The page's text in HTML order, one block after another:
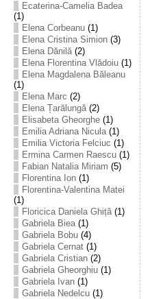
Ecaterina-Camelia Badea
(1)
Elena Corbeanu(1)
Elena Cristina Simion(3)
Elena Dănilă(2)
Elena Florentina Vlădoiu(1)
Elena Magdalena Băleanu
(1)
Elena Marc (2)
Elena Țarălungă(2)
Elisabeta Gheorghe(1)
Emilia Adriana Nicula(1)
Emilia Victoria Felciuc (1)
Ermina Carmen Raescu(1)
Fabian Natalia Miriam (5)
Florentina Ion(1)
Florentina-Valentina Matei
(1)
Floricica Daniela Ghiță(1)
Gabriela Biea(1)
Gabriela Bobu(4)
Gabriela Cernat(1)
Gabriela Cristian(2)
Gabriela Gheorghiu(1)
Gabriela Ivan(1)
Gabriela Nedelcu(1)